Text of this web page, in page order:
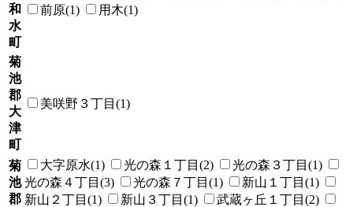
和
水
町
前原(1)
用木(1)
菊
池
郡
大
津
町
美咲野３丁目(1)
菊
池
郡
大字原水(1) 光の森１丁目(2)
光の森３丁目(1)
光の森４丁目(3)
光の森７丁目(1)
新山１丁目(1)
新山２丁目(1)
新山３丁目(1)
武蔵ヶ丘１丁目(2)